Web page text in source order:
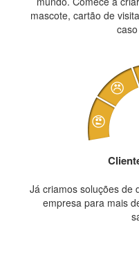
mascote, cartão de
Já criamos soluções de
empresa para mais